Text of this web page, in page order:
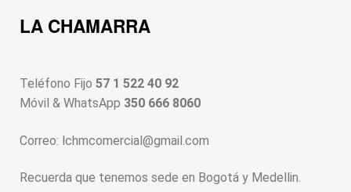
LA CHAMARRA
Teléfono Fijo 57 1 522 40 92
Móvil & WhatsApp 350 666 8060
Correo: lchmcomercial@gmail.com
Recuerda que tenemos sede en Bogotá y Medellin.